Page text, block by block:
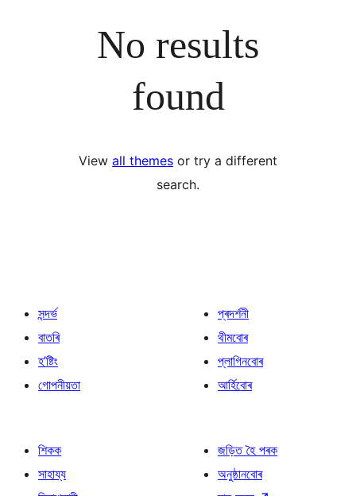
No results
found
View all themes or try a different
search.
সন্দৰ্ভ
বাতৰি
হ’ষ্টিং
গোপনীয়তা
প্ৰদৰ্শনী
থীমবোৰ
প্লাগিনবোৰ
আৰ্হিবোৰ
শিকক
সাহায্য
জড়িত হৈ পৰক
অনুষ্ঠানবোৰ